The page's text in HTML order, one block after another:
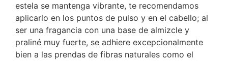
estela se mantenga vibrante, te recomendamos
aplicarlo en los puntos de pulso y en el cabello; al
ser una fragancia con una base de almizcle y
praliné muy fuerte, se adhiere excepcionalmente
bien a las prendas de fibras naturales como el